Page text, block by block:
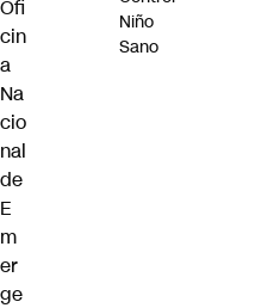
Ofi
cin
a
Na
cio
nal
de
E
m
er
ge
Niño
Sano